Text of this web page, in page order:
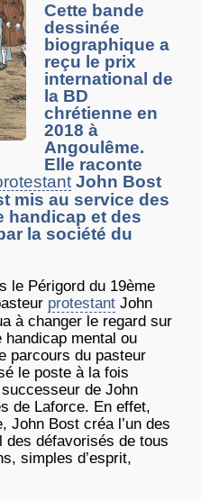
Cette bande
dessinée
biographique a
reçu le prix
international de
la BD
chrétienne en
2018 à
Angoulême.
Elle raconte
John Bost
mis au service des
handicap et des
la société du
le Périgord du 19ème
protestant John
à changer le regard sur
handicap mental ou
parcours du pasteur
le poste à la fois
de John
de Laforce. En effet,
John Bost créa l’un des
des défavorisés de tous
simples d’esprit,